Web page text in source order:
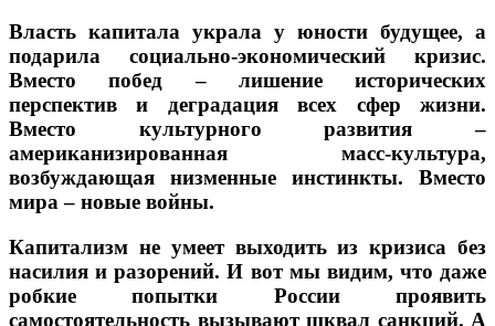
Власть капитала украла у юности будущее, а
подарила социально-экономический кризис.
Вместо побед – лишение исторических
перспектив и деградация всех сфер жизни.
Вместо культурного развития –
американизированная масс-культура,
возбуждающая низменные инстинкты. Вместо
мира – новые войны.
Капитализм не умеет выходить из кризиса без
насилия и разорений. И вот мы видим, что даже
робкие попытки России проявить
самостоятельность вызывают шквал санкций. А